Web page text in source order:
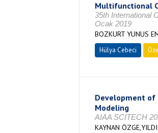
Multifunctional
35th International
Ocak 2019
BOZKURT YUNUS
Hülya Cebeci
Development of
Modeling
AIAA SCITECH
KAYNAN